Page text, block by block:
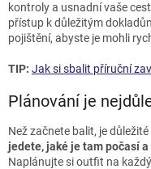
kontroly a usnadní vaše
přístup k důležitým
pojištění, abyste je mohli
TIP: Jak si sbalit příruční
Plánování je
Než začnete balit, je
jedete, jaké je tam počasí
Naplánujte si outfit na